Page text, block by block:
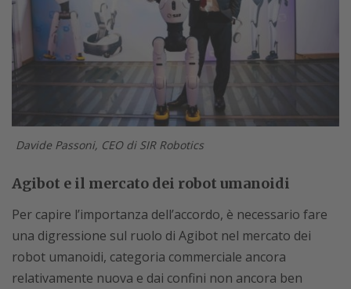
Davide Passoni, CEO di SIR Robotics
Agibot e il mercato dei robot umanoidi
Per capire l’importanza dell’accordo, è necessario fare
una digressione sul ruolo di Agibot nel mercato dei
robot umanoidi, categoria commerciale ancora
relativamente nuova e dai confini non ancora ben